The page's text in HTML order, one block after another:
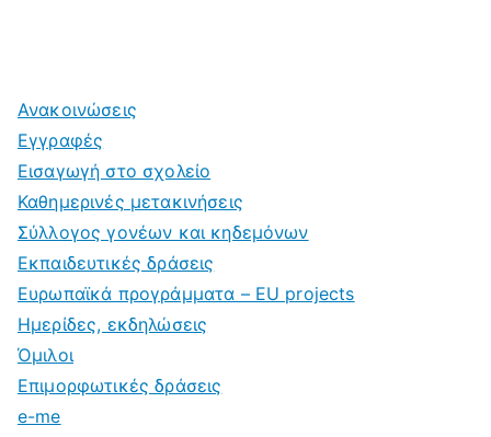
Ανακοινώσεις
Εγγραφές
Εισαγωγή στο σχολείο
Καθημερινές μετακινήσεις
Σύλλογος γονέων και κηδεμόνων
Εκπαιδευτικές δράσεις
Ευρωπαϊκά προγράμματα – EU projects
Ημερίδες, εκδηλώσεις
Όμιλοι
Επιμορφωτικές δράσεις
e-me